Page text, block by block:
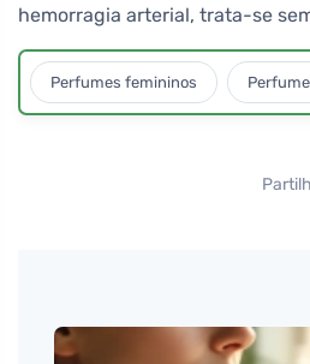
hemorragia arterial, trata-se
Perfumes femininos